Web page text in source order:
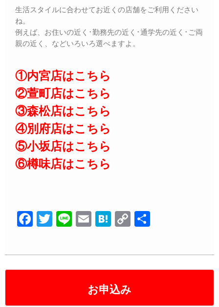
お申込み
生活スタイルに合わせてお近くの店舗をご利用ください
ね。
例えば、お住いの近く･勤務先の近く･通学先の近く･ご両
親の近く、などいろいろ選べますよ。
①内宮店はこちら
②萱町店はこちら
③森松店はこちら
④別府店はこちら
⑤小坂店はこちら
⑥樽味店はこちら
F
c
e
T
tt
er
Li
e
E
ail
H
e
n
a
C
p
y
n